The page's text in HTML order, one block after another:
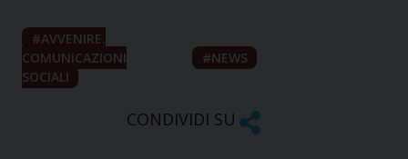
AVVENIRE.
COMUNICAZIONI
SOCIALI
NEWS
CONDIVIDI SU